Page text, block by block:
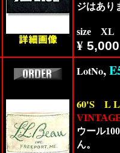
ジはあり
size XL
¥ 5,000
LotNo,
60'S L
ウール
ん。